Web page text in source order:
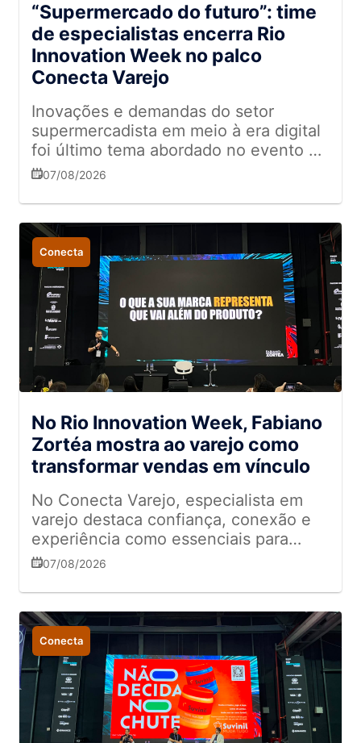
“Supermercado do futuro”: time
de especialistas encerra Rio
Innovation Week no palco
Conecta Varejo
Inovações e demandas do setor
supermercadista em meio à era digital
foi último tema abordado no evento de
tecnologia
07/08/2026
Conecta
No Rio Innovation Week, Fabiano
Zortéa mostra ao varejo como
transformar vendas em vínculo
No Conecta Varejo, especialista em
varejo destaca confiança, conexão e
experiência como essenciais para
conquistar e fidelizar consumidores
07/08/2026
Conecta